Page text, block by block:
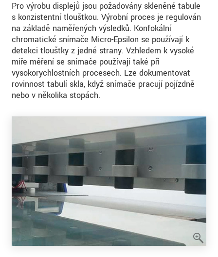
Pro výrobu displejů jsou požadovány skleněné tabule
s konzistentní tloušťkou. Výrobní proces je regulován
na základě naměřených výsledků. Konfokální
chromatické snímače Micro-Epsilon se používají k
detekci tloušťky z jedné strany. Vzhledem k vysoké
míře měření se snímače používají také při
vysokorychlostních procesech. Lze dokumentovat
rovinnost tabulí skla, když snímače pracují pojízdně
nebo v několika stopách.